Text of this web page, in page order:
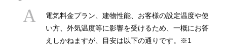
電気料金プラン、建物性能、お客様の設定温度や使
い方、外気温度等に影響を受けるため、一概にお答
えしかねますが、目安は以下の通りです。※1